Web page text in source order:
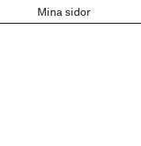
Mina sidor